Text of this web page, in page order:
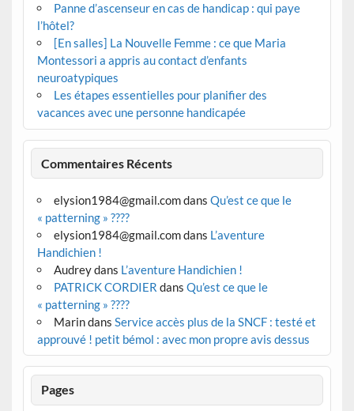
Panne d’ascenseur en cas de handicap : qui paye
l’hôtel?
[En salles] La Nouvelle Femme : ce que Maria
Montessori a appris au contact d’enfants
neuroatypiques
Les étapes essentielles pour planifier des
vacances avec une personne handicapée
Commentaires Récents
elysion1984@gmail.comdans Qu’est ce que le
« patterning » ????
elysion1984@gmail.comdans L’aventure
Handichien !
Audreydans L’aventure Handichien !
PATRICK CORDIER dans Qu’est ce que le
« patterning » ????
Marindans Service accès plus de la SNCF : testé et
approuvé ! petit bémol : avec mon propre avis dessus
Pages